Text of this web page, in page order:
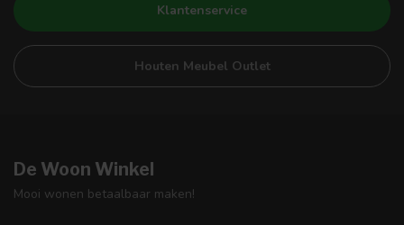
Klantenservice
Houten Meubel Outlet
De Woon Winkel
Mooi wonen betaalbaar maken!